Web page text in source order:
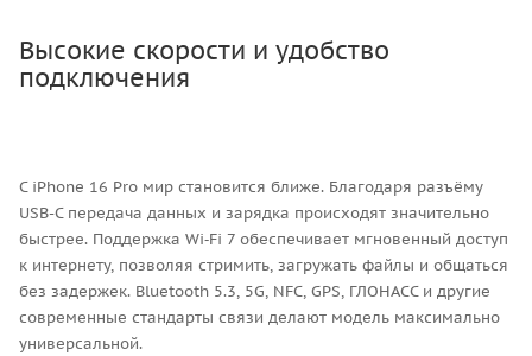
Высокие скорости и удобство
подключения
С iPhone 16 Pro мир становится ближе. Благодаря разъёму
USB-C передача данных и зарядка происходят значительно
быстрее. Поддержка Wi‑Fi 7 обеспечивает мгновенный доступ
к интернету, позволяя стримить, загружать файлы и общаться
без задержек. Bluetooth 5.3, 5G, NFC, GPS, ГЛОНАСС и другие
современные стандарты связи делают модель максимально
универсальной.